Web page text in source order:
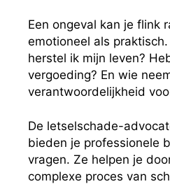
Een ongeval kan je flink
emotioneel als
herstel ik mijn leven?
vergoeding? En wie
verantwoordelijkheid
De letselschade-
bieden je professionele
vragen. Ze helpen je
complexe proces van